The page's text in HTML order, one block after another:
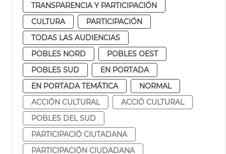
TRANSPARENCIA Y PARTICIPACIÓN
CULTURA
PARTICIPACIÓN
TODAS LAS AUDIENCIAS
POBLES NORD
POBLES OEST
POBLES SUD
EN PORTADA
EN PORTADA TEMÁTICA
NORMAL
ACCIÓN CULTURAL
ACCIÓ CULTURAL
POBLES DEL SUD
PARTICIPACIÓ CIUTADANA
PARTICIPACIÓN CIUDADANA